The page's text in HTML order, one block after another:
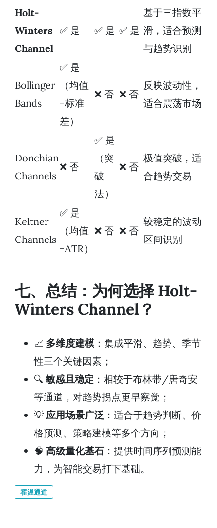
Holt-
Winters
Channel
✅ 是 ✅ 是 ✅ 是
基于三指数平
滑，适合预测
与趋势识别
Bollinger
Bands
✅ 是
（均值
+标准
差）
❌ 否 ❌ 否
反映波动性，
适合震荡市场
Donchian
Channels
❌ 否
✅ 是
（突
破
法）
❌ 否
极值突破，适
合趋势交易
Keltner
Channels
✅ 是
（均值
+ATR）
❌ 否 ❌ 否
较稳定的波动
区间识别
七、总结：为何选择 Holt-
Winters Channel？
📈 多维度建模 ：集成平滑、趋势、季节
性三个关键因素；
🔍 敏感且稳定 ：相较于布林带/唐奇安
等通道，对趋势拐点更早察觉；
💡 应用场景广泛 ：适合于趋势判断、价
格预测、策略建模等多个方向；
🧠 高级量化基石 ：提供时间序列预测能
力，为智能交易打下基础。
霍温通道